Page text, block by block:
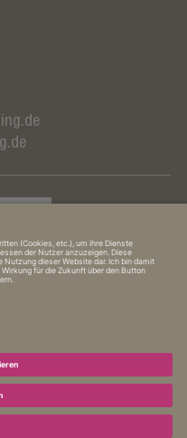
Isar
·Datenschutz­erklärung